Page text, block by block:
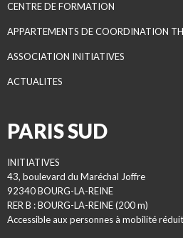
CENTRE DE FORMATION
APPARTEMENTS DE COORDINATION
ASSOCIATION INITIATIVES
ACTUALITES
PARIS SUD
INITIATIVES
43, boulevard du Maréchal Joffre
92340 BOURG-LA-REINE
RER B : BOURG-LA-REINE (200 m)
Accessible aux personnes à mobilité